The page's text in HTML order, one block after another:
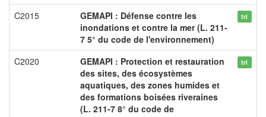
C2015
GEMAPI : Défense contre les
inondations et contre la mer (L. 211-
7 5° du code de l'environnement)
tri
C2020
GEMAPI : Protection et restauration
des sites, des écosystèmes
aquatiques, des zones humides et
des formations boisées riveraines
(L. 211-7 8° du code de
tri